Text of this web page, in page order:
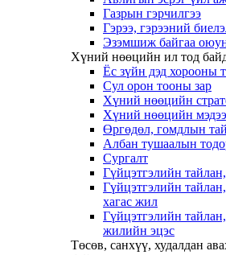
Газрын гэрчилгээ
Гэрээ, гэрээний
Эзэмшиж байгаа
Хүний нөөцийн ил тод
Ёс зүйн дэд хорооны
Сул орон тооны зар
Хүний нөөцийн
Хүний нөөцийн
Өргөдөл, гомдлын
Албан тушаалын
Сургалт
Гүйцэтгэлийн
Гүйцэтгэлийн
хагас жил
Гүйцэтгэлийн
жилийн эцэс
Төсөв, санхүү, худалдан